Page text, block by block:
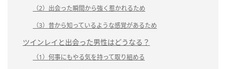
（2）出会った瞬間から強く惹かれるため
（3）昔から知っているような感覚があるため
ツインレイと出会った男性はどうなる？
（1）何事にもやる気を持って取り組める